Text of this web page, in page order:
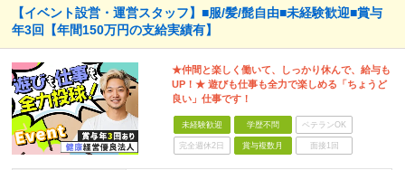
【イベント設営・運営スタッフ】■服/髪/髭自由■未経験歓迎■賞与
年3回【年間150万円の支給実績有】
★仲間と楽しく働いて、しっかり休んで、給与も
UP！★ 遊びも仕事も全力で楽しめる「ちょうど
良い」仕事です！
未経験歓迎 学歴不問 ベテランOK
完全週休2日 賞与複数月 面接1回